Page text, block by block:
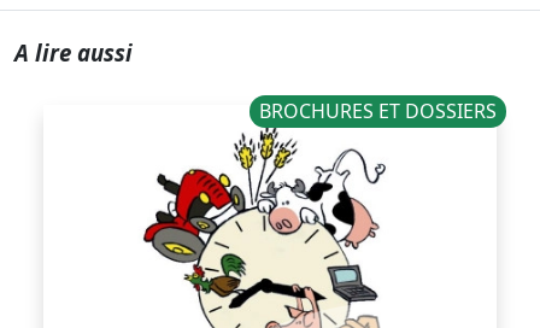
A lire aussi
BROCHURES ET DOSSIERS